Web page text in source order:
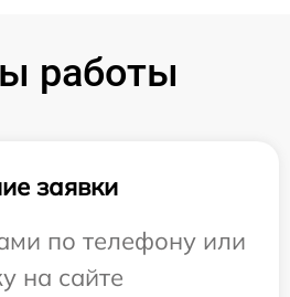
работы
заявки
по телефону или
на сайте